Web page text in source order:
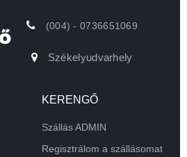
(004) - 0736651069
Székelyudvarhely
KERENGŐ
Szállás ADMIN
Regisztrálom a szállásomat